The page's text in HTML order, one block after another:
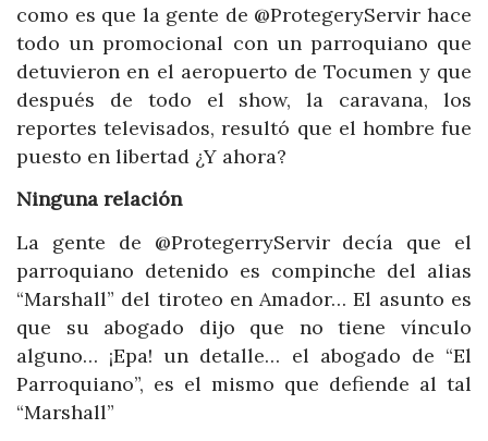
como es que la gente de @ProtegeryServir hace
todo un promocional con un parroquiano que
detuvieron en el aeropuerto de Tocumen y que
después de todo el show, la caravana, los
reportes televisados, resultó que el hombre fue
puesto en libertad ¿Y ahora?
Ninguna relación
La gente de @ProtegerryServir decía que el
parroquiano detenido es compinche del alias
“Marshall” del tiroteo en Amador… El asunto es
que su abogado dijo que no tiene vínculo
alguno… ¡Epa! un detalle… el abogado de “El
Parroquiano”, es el mismo que defiende al tal
“Marshall”